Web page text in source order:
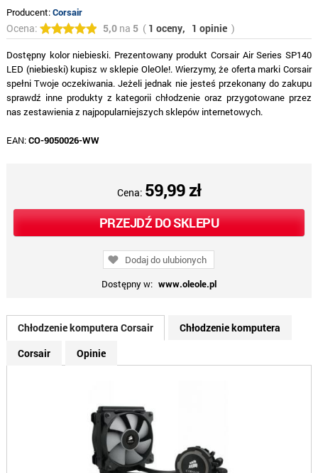
Producent:Corsair
Ocena: 5,0na 5( 1 oceny, 1 opinie )
Dostępny kolor niebieski. Prezentowany produkt Corsair Air Series SP140
LED (niebieski) kupisz w sklepie OleOle!. Wierzymy, że oferta marki Corsair
spełni Twoje oczekiwania. Jeżeli jednak nie jesteś przekonany do zakupu
sprawdź inne produkty z kategorii chłodzenie oraz przygotowane przez
nas zestawienia z najpopularniejszych sklepów internetowych.
EAN:CO-9050026-WW
Cena: 59,99 zł
PRZEJDŹ DO SKLEPU
Dodaj do ulubionych
Dostępny w: www.oleole.pl
Chłodzenie komputera Corsair
Chłodzenie komputera
Corsair
Opinie